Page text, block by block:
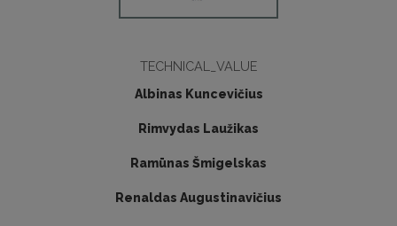
TECHNICAL_VALUE
Albinas Kuncevičius
Rimvydas Laužikas
Ramūnas Šmigelskas
Renaldas Augustinavičius